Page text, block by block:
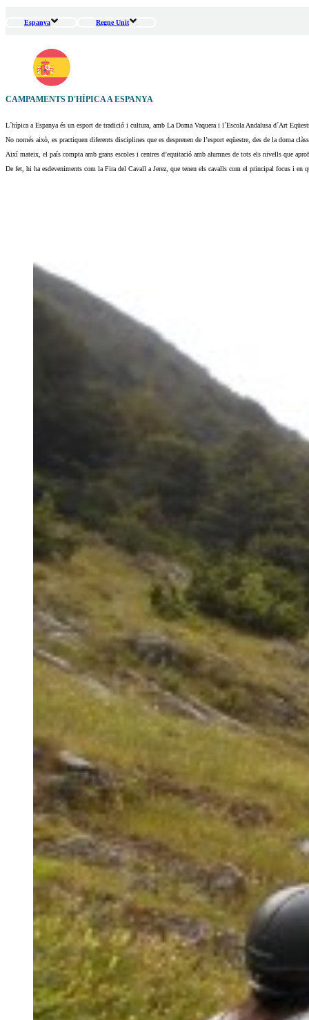
Espanya Regne Unit
CAMPAMENTS D'HÍPICA A ESPANYA
L´hípica a Espanya és un esport de tradició i cultura, amb La Doma Vaquera i l´Escola Andalusa d´Art
No només això, es practiquen diferents disciplines que es desprenen de l’esport eqüestre, des de la doma
Així mateix, el país compta amb grans escoles i centres d’equitació amb alumnes de tots els nivells que
De fet, hi ha esdeveniments com la Fira del Cavall a Jerez, que tenen els cavalls com el principal focus i en